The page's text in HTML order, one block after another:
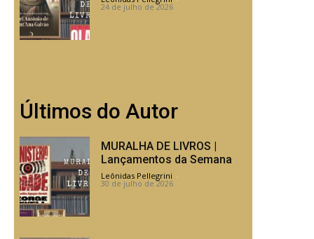
24 de julho de 2026
Últimos do Autor
MURALHA DE LIVROS |
Lançamentos da Semana
Leônidas Pellegrini -
30 de julho de 2026